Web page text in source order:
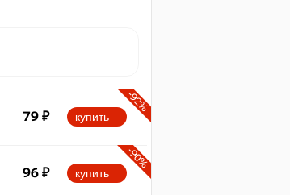
-92%
79 ₽ купить
-90%
96 ₽ купить